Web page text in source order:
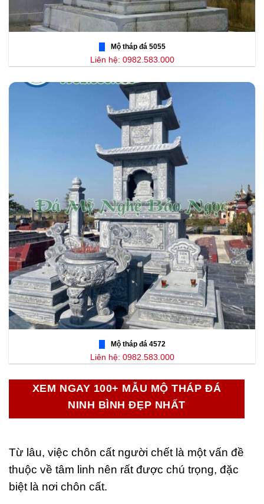
Mộ tháp đá 5055
Liên hệ: 0982.583.000
Mộ tháp đá 4572
Liên hệ: 0982.583.000
XEM NGAY 100+ MẪU MỘ THÁP ĐÁ
NINH BÌNH ĐẸP NHẤT
Từ lâu, việc chôn cất người chết là một vấn đề
thuộc về tâm linh nên rất được chú trọng, đặc
biệt là nơi chôn cất.